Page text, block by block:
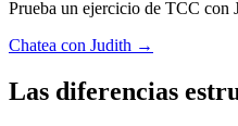
Prueba un ejercicio de TCC
Chatea con Judith →
Las diferencias